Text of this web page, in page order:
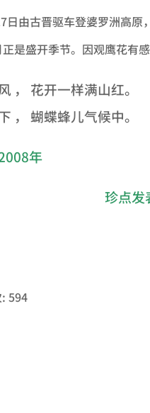
日由古晋驱车登婆罗洲高
是盛开季节。因观鹰花有感
， 花开一样满山红。
， 蝴蝶蜂儿气候中。
年
珍点发
594